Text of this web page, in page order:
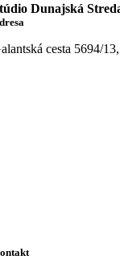
Dunajská
cesta 5694/